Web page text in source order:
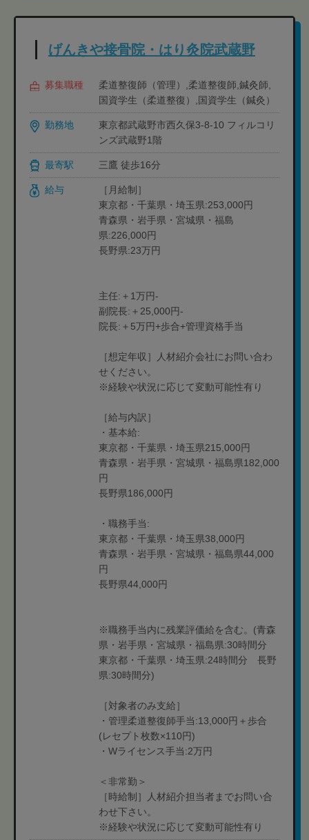
げんきや接骨院・はり灸院武蔵野
募集職種
柔道整復師（管理）,柔道整復師,鍼灸師,
国資学生（柔道整復）,国資学生（鍼灸）
勤務地
東京都武蔵野市西久保3-8-10 フィルコリ
ンズ武蔵野1階
最寄駅 三鷹 徒歩16分
給与
［月給制］
東京都・千葉県・埼玉県:253,000円
青森県・岩手県・宮城県・福島
県:226,000円
長野県:23万円
主任:＋1万円-
副院長:＋25,000円-
院長:＋5万円+歩合+管理資格手当
［想定年収］人材紹介会社にお問い合わ
せください。
※経験や状況に応じて変動可能性有り
［給与内訳］
・基本給:
東京都・千葉県・埼玉県215,000円
青森県・岩手県・宮城県・福島県182,000
円
長野県186,000円
・職務手当:
東京都・千葉県・埼玉県38,000円
青森県・岩手県・宮城県・福島県44,000
円
長野県44,000円
※職務手当内に残業評価給を含む。(青森
県・岩手県・宮城県・福島県:30時間分
東京都・千葉県・埼玉県:24時間分 長野
県:30時間分)
［対象者のみ支給］
・管理柔道整復師手当:13,000円＋歩合
(レセプト枚数×110円)
・Wライセンス手当:2万円
＜非常勤＞
［時給制］人材紹介担当者までお問い合
わせ下さい。
※経験や状況に応じて変動可能性有り